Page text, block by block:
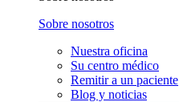
Sobre nosotros
Nuestra oficina
Su centro médico
Remitir a un paciente
Blog y noticias